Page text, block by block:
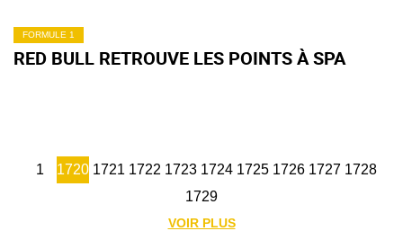
FORMULE 1
RED BULL RETROUVE LES POINTS À SPA
1 1720 1721 1722 1723 1724 1725 1726 1727 1728
1729
VOIR PLUS